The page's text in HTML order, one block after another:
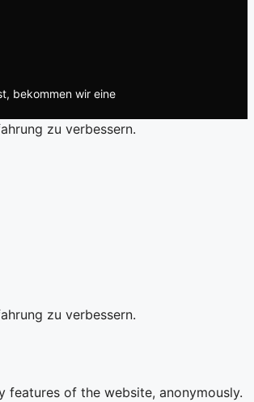
bekommen wir eine
zu verbessern.
zu verbessern.
of the website, anonymously.